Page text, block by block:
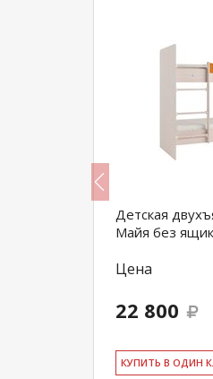
Основание
ящиками и
магазина и
Детская
Майя без
Цена
22 800
КУ­ПИТЬ В ОДИН